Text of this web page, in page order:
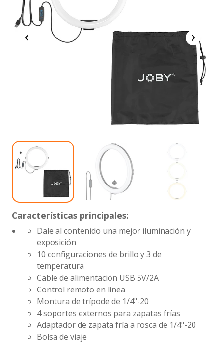
Características principales:
Dale al contenido una mejor iluminación y
exposición
10 configuraciones de brillo y 3 de
temperatura
Cable de alimentación USB 5V/2A
Control remoto en línea
Montura de trípode de 1/4"-20
4 soportes externos para zapatas frías
Adaptador de zapata fría a rosca de 1/4"-20
Bolsa de viaje